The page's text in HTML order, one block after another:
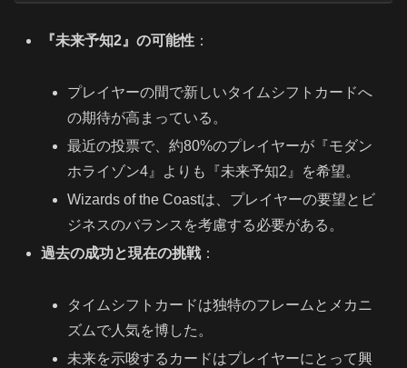
『未来予知2』の可能性 ：
プレイヤーの間で新しいタイムシフトカードへ
の期待が高まっている。
最近の投票で、約80%のプレイヤーが『モダン
ホライゾン4』よりも『未来予知2』を希望。
Wizards of the Coastは、プレイヤーの要望とビ
ジネスのバランスを考慮する必要がある。
過去の成功と現在の挑戦：
タイムシフトカードは独特のフレームとメカニ
ズムで人気を博した。
未来を示唆するカードはプレイヤーにとって興